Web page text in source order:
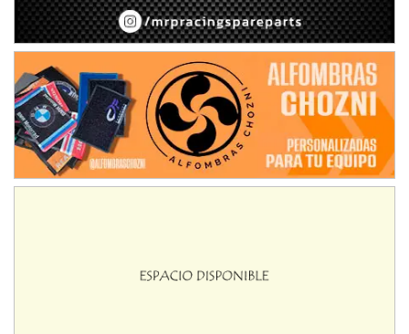
TUCUMANO - F5
Juan Navarro (Asfalto)
COBERTURA ESPECIAL DE E-KART.COM.AR
08/09-AGO
IAME SERIES ARGENTINA 6
Ramiro Tot (Asfalto)
Baradero (Buenos Aires)
ENTRERRIANO - F6 (POSTERGADA)